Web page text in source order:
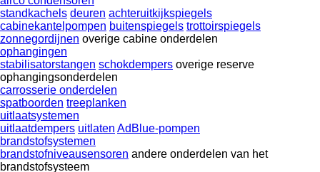
standkachels deuren achteruitkijkspiegels
cabinekantelpompen buitenspiegels trottoirspiegels
zonnegordijnen overige cabine onderdelen
ophangingen
stabilisatorstangen schokdempers overige reserve
ophangingsonderdelen
carrosserie onderdelen
spatboorden treeplanken
uitlaatsystemen
uitlaatdempers uitlaten AdBlue-pompen
brandstofsystemen
brandstofniveausensoren andere onderdelen van het
brandstofsysteem